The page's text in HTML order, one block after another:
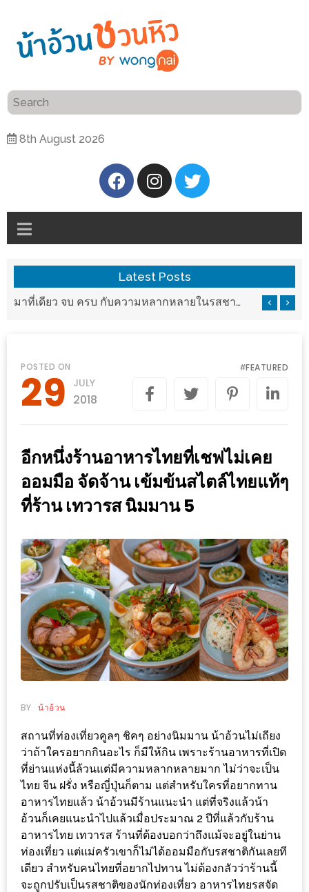
8th August 2026
แนะนำ
อ้วน
ความ
เป็น
ศิริ
ปัน
นาฯ
เชียงใหม่
เล่น
กัน
ฐานะ
อะไร
…
เดียว
ที่
ครบ
ครั้ง
ช้อป
ชิ
ลล์
HIMMA
MARKET
FESTIVAL
10
ร้าน
พ่อ
ค้า
แซ่บ
Latest Posts
มาที่เดียว จบ ครบ กับความหลากหลายในรสชาติที่นำมาจากทั่วเมืองจีนที่ HAN The Chinese Cuisine
POSTED ON
29 JULY
2018
#FEATURED
อีกหนึ่งร้านอาหารไทยที่เชฟไม่เคย
ออมมือ จัดจ้าน เข้มข้นสไตล์ไทยแท้ๆ
ที่ร้าน เทวารส นิมมาน 5
BY น้าอ้วน
สถานที่ท่องเที่ยวคูลๆ ชิคๆ อย่างนิมมาน น้าอ้วนไม่เถียง
ว่าถ้าใครอยากกินอะไร ก็มีให้กิน เพราะร้านอาหารที่เปิด
ที่ย่านแห่งนี้ล้วนแต่มีความหลากหลายมาก ไม่ว่าจะเป็น
ไทย จีน ฝรั่ง หรือญี่ปุ่นก็ตาม แต่สำหรับใครที่อยากทาน
อาหารไทยแล้ว น้าอ้วนมีร้านแนะนำ แต่ที่จริงแล้วน้า
อ้วนก็เคยแนะนำไปแล้วเมื่อประมาณ​ 2 ปีที่แล้วกับร้าน
อาหารไทย เทวารส ร้านที่ต้องบอกว่าถึงแม้จะอยู่ในย่าน
ท่องเที่ยว แต่แม่ครัวเขาก็ไม่ได้ออมมือกับรสชาติกันเลยที
เดียว สำหรับคนไทยที่อยากไปทาน ไม่ต้องกลัวว่าร้านนี้
จะถูกปรับเป็นรสชาติของนักท่องเที่ยว อาหารไทยรสจัด